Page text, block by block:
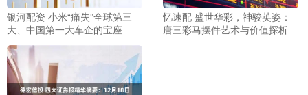
银河配资 小米“痛失”全球第三
大、中国第一大车企的宝座
忆速配 盛世华彩，神骏英姿：
唐三彩马摆件艺术与价值探析